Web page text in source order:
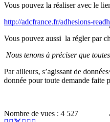
Vous pouvez la réaliser avec le
http://adcfrance.fr/adhesions-
Vous pouvez aussi la régler par
Nous tenons à préciser que
Par ailleurs, s’agissant de
donnée pour toute demande faite
Nombre de vues : 4 527